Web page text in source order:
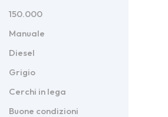
150.000
Manuale
Diesel
Grigio
Cerchi in lega
Buone condizioni